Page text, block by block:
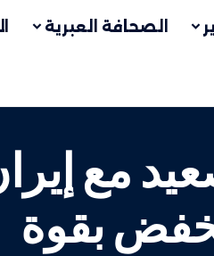
الصحافة العبرية
مع
بقوة